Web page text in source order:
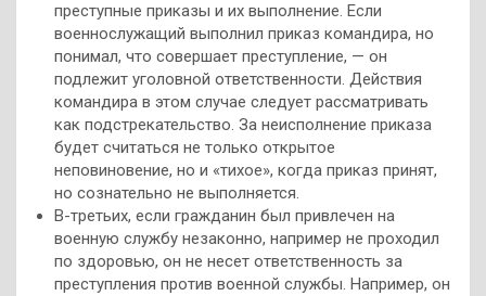
преступные приказы и их выполнение. Если
военнослужащий выполнил приказ командира, но
понимал, что совершает преступление, — он
подлежит уголовной ответственности. Действия
командира в этом случае следует рассматривать
как подстрекательство. За неисполнение приказа
будет считаться не только открытое
неповиновение, но и «тихое», когда приказ принят,
но сознательно не выполняется.
В-третьих, если гражданин был привлечен на
военную службу незаконно, например не проходил
по здоровью, он не несет ответственность за
преступления против военной службы. Например, он